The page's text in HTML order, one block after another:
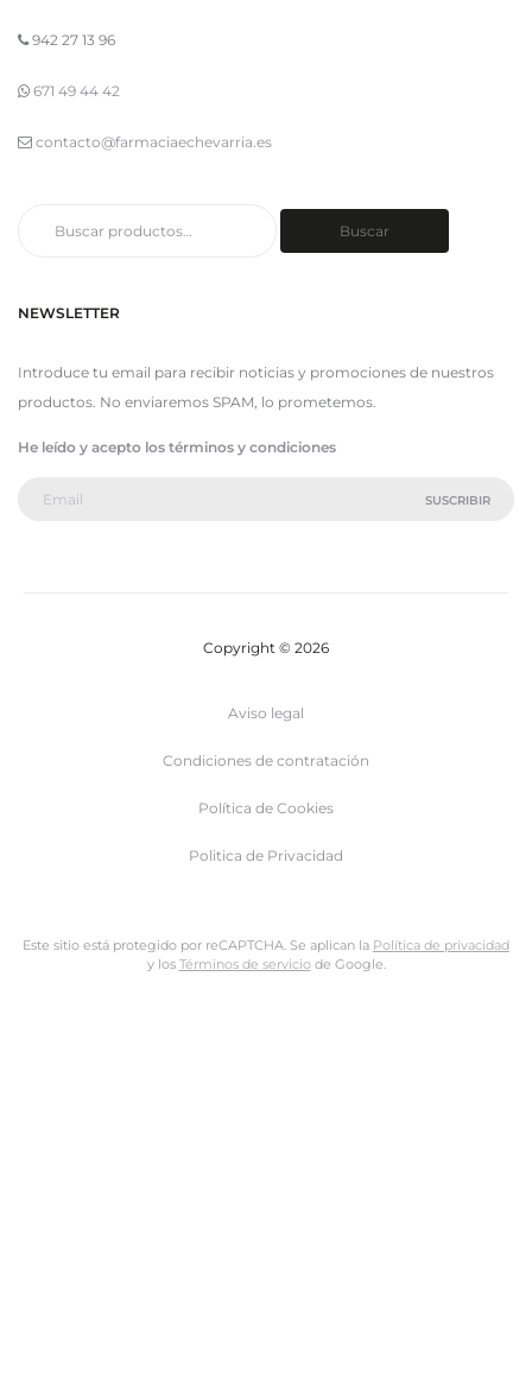
942 27 13 96
671 49 44 42
contacto@farmaciaechevarria.es
Buscar
NEWSLETTER
Introduce tu email para recibir noticias y promociones de nuestros
productos. No enviaremos SPAM, lo prometemos.
He leído y acepto los términos y condiciones
Copyright © 2026
Aviso legal
Condiciones de contratación
Política de Cookies
Politica de Privacidad
Este sitio está protegido por reCAPTCHA. Se aplican la Política de privacidad
y los Términos de serviciode Google.